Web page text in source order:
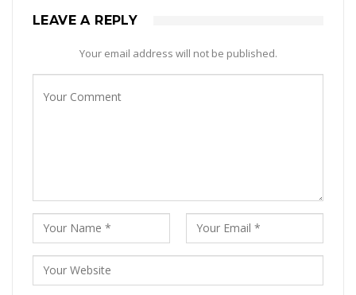
LEAVE A REPLY
Your email address will not be published.